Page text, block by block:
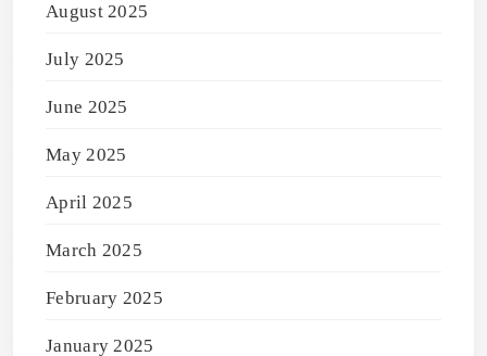
August 2025
July 2025
June 2025
May 2025
April 2025
March 2025
February 2025
January 2025